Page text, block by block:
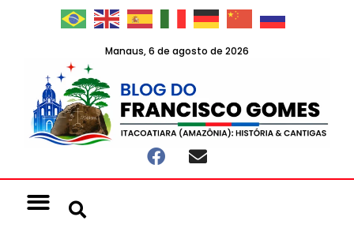
Manaus, 6 de agosto de 2026